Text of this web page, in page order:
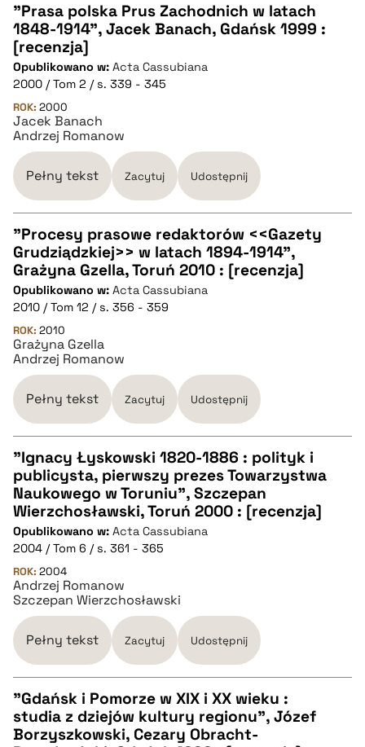
CZYSTY TEKST
pobierz cytat
BIBTEX
pobierz cytat
"Prasa polska Prus Zachodnich w latach
1848-1914", Jacek Banach, Gdańsk 1999 :
[recenzja]
Opublikowano w: Acta Cassubiana
2000 / Tom 2 / s. 339 - 345
ROK: 2000
Jacek Banach
Andrzej Romanow
Pełny tekst Zacytuj Udostępnij
CZYSTY TEKST
pobierz cytat
BIBTEX
pobierz cytat
"Procesy prasowe redaktorów <<Gazety
Grudziądzkiej>> w latach 1894-1914",
Grażyna Gzella, Toruń 2010 : [recenzja]
Opublikowano w: Acta Cassubiana
2010 / Tom 12 / s. 356 - 359
ROK: 2010
Grażyna Gzella
Andrzej Romanow
Pełny tekst Zacytuj Udostępnij
CZYSTY TEKST
pobierz cytat
BIBTEX
pobierz cytat
"Ignacy Łyskowski 1820-1886 : polityk i
publicysta, pierwszy prezes Towarzystwa
Naukowego w Toruniu", Szczepan
Wierzchosławski, Toruń 2000 : [recenzja]
Opublikowano w: Acta Cassubiana
2004 / Tom 6 / s. 361 - 365
ROK: 2004
Andrzej Romanow
Szczepan Wierzchosławski
Pełny tekst Zacytuj Udostępnij
CZYSTY TEKST
"Gdańsk i Pomorze w XIX i XX wieku :
studia z dziejów kultury regionu", Józef
Borzyszkowski, Cezary Obracht-